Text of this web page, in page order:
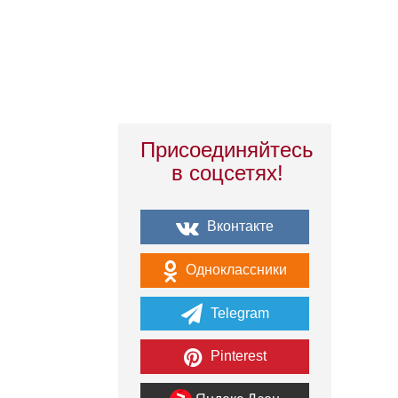
Присоединяйтесь
в соцсетях!
Вконтакте
Одноклассники
Telegram
Pinterest